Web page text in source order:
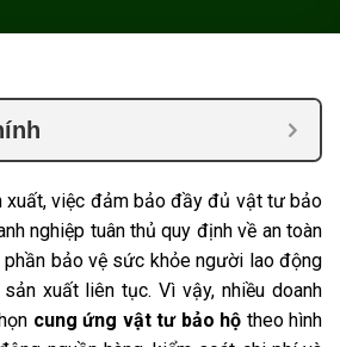
xuất, việc đảm bảo đầy đủ vật tư bảo
nghiệp tuân thủ quy định về an toàn
bảo vệ sức khỏe người lao động
xuất liên tục. Vì vậy, nhiều doanh
cung ứng vật tư bảo hộ theo hình